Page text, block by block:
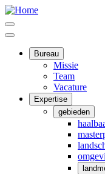
Overslaan
en
naar
inhoud
Menu
Menu
Hoofdnavigatie
Bureau
Missie
Team
Vacature
Expertise
gebieden